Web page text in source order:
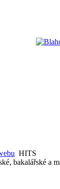
HITS
bakalářské a